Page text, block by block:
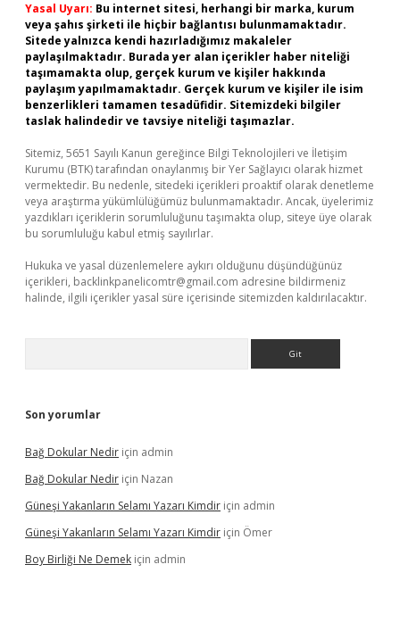
Yasal Uyarı: Bu internet sitesi, herhangi bir marka, kurum
veya şahıs şirketi ile hiçbir bağlantısı bulunmamaktadır.
Sitede yalnızca kendi hazırladığımız makaleler
paylaşılmaktadır. Burada yer alan içerikler haber niteliği
taşımamakta olup, gerçek kurum ve kişiler hakkında
paylaşım yapılmamaktadır. Gerçek kurum ve kişiler ile isim
benzerlikleri tamamen tesadüfidir. Sitemizdeki bilgiler
taslak halindedir ve tavsiye niteliği taşımazlar.
Sitemiz, 5651 Sayılı Kanun gereğince Bilgi Teknolojileri ve İletişim
Kurumu (BTK) tarafından onaylanmış bir Yer Sağlayıcı olarak hizmet
vermektedir. Bu nedenle, sitedeki içerikleri proaktif olarak denetleme
veya araştırma yükümlülüğümüz bulunmamaktadır. Ancak, üyelerimiz
yazdıkları içeriklerin sorumluluğunu taşımakta olup, siteye üye olarak
bu sorumluluğu kabul etmiş sayılırlar.
Hukuka ve yasal düzenlemelere aykırı olduğunu düşündüğünüz
içerikleri, backlinkpanelicomtr@gmail.com adresine bildirmeniz
halinde, ilgili içerikler yasal süre içerisinde sitemizden kaldırılacaktır.
Son yorumlar
Bağ Dokular Nedir için admin
Bağ Dokular Nedir için Nazan
Güneşi Yakanların Selamı Yazarı Kimdir için admin
Güneşi Yakanların Selamı Yazarı Kimdir için Ömer
Boy Birliği Ne Demek için admin